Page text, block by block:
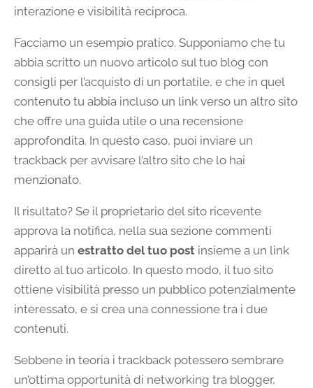
interazione e visibilità reciproca.
Facciamo un esempio pratico. Supponiamo che tu
abbia scritto un nuovo articolo sul tuo blog con
consigli per l’acquisto di un portatile, e che in quel
contenuto tu abbia incluso un link verso un altro sito
che offre una guida utile o una recensione
approfondita. In questo caso, puoi inviare un
trackback per avvisare l’altro sito che lo hai
menzionato.
Il risultato? Se il proprietario del sito ricevente
approva la notifica, nella sua sezione commenti
apparirà un estratto del tuo post insieme a un link
diretto al tuo articolo. In questo modo, il tuo sito
ottiene visibilità presso un pubblico potenzialmente
interessato, e si crea una connessione tra i due
contenuti.
Sebbene in teoria i trackback potessero sembrare
un’ottima opportunità di networking tra blogger,